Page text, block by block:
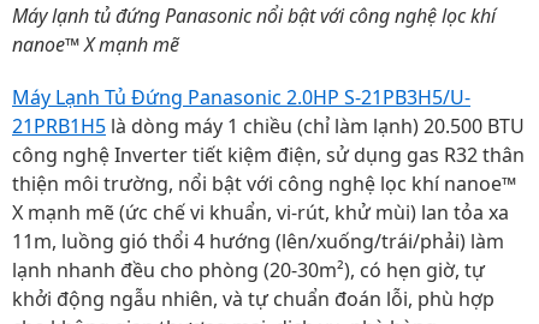
Máy lạnh tủ đứng Panasonic nổi bật với công nghệ lọc khí
nanoe™ X mạnh mẽ
Máy Lạnh Tủ Đứng Panasonic 2.0HP S-21PB3H5/U-
21PRB1H5 là dòng máy 1 chiều (chỉ làm lạnh) 20.500 BTU
công nghệ Inverter tiết kiệm điện, sử dụng gas R32 thân
thiện môi trường, nổi bật với công nghệ lọc khí nanoe™
X mạnh mẽ (ức chế vi khuẩn, vi-rút, khử mùi) lan tỏa xa
11m, luồng gió thổi 4 hướng (lên/xuống/trái/phải) làm
lạnh nhanh đều cho phòng (20-30m²), có hẹn giờ, tự
khởi động ngẫu nhiên, và tự chuẩn đoán lỗi, phù hợp